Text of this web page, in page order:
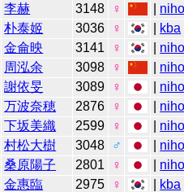
李赫 3148 ♀
朴泰姬 3036 ♀ kba
金侖映 3141 ♀
周泓余 3098 ♀
謝依旻 3089 ♀
万波奈穂 2876 ♀
下坂美織 2599 ♀
村松大樹 3048 ♂
桑原陽子 2801 ♀
金惠臨 2975 ♀ kba